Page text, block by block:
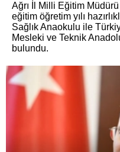
Ağrı İl Milli Eğitim
eğitim öğretim yılı
Sağlık Anaokulu ile
Mesleki ve Teknik
bulundu.